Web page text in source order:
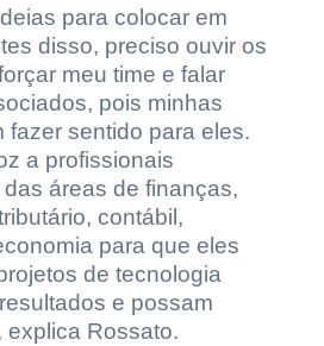
para colocar em
disso, preciso ouvir os
meu time e falar
pois minhas
fazer sentido para eles.
a profissionais
áreas de finanças,
contábil,
para que eles
de tecnologia
e possam
explica Rossato.